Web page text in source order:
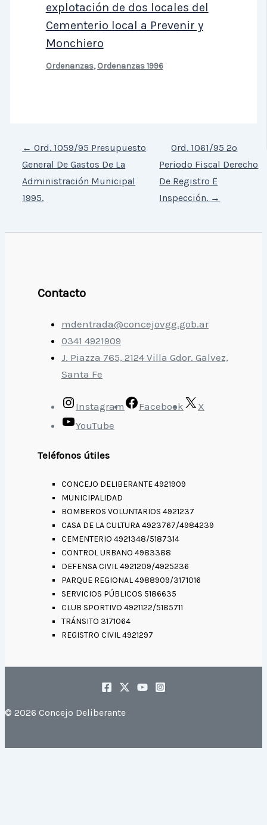
explotación de dos locales del
Cementerio local a Prevenir y
Monchiero
Ordenanzas,Ordenanzas 1996
← Ord. 1059/95 Presupuesto
General De Gastos De La
Administración Municipal
1995.
Ord. 1061/95 2º
Periodo Fiscal Derecho
De Registro E
Inspección. →
Contacto
mdentrada@concejovgg.gob.ar
0341 4921909
J. Piazza 765, 2124 Villa Gdor. Galvez,
Santa Fe
Instagram Facebook
X
YouTube
Teléfonos útiles
CONCEJO DELIBERANTE 4921909
MUNICIPALIDAD
BOMBEROS VOLUNTARIOS 4921237
CASA DE LA CULTURA 4923767/4984239
CEMENTERIO 4921348/5187314
CONTROL URBANO 4983388
DEFENSA CIVIL 4921209/4925236
PARQUE REGIONAL 4988909/3171016
SERVICIOS PÚBLICOS 5186635
CLUB SPORTIVO 4921122/5185711
TRÁNSITO 3171064
REGISTRO CIVIL 4921297
© 2026 Concejo Deliberante